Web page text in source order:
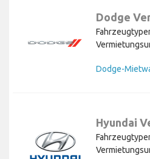
Dodge
Dodge-
Hyundai